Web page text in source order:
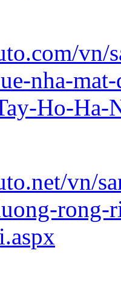
vn/
nha-
Ho-Ha-
vn/